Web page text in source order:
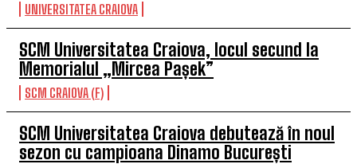
UNIVERSITATEA CRAIOVA
SCM Universitatea Craiova, locul secund la
Memorialul „Mircea Pașek”
SCM CRAIOVA (F)
SCM Universitatea Craiova debutează în noul
sezon cu campioana Dinamo București